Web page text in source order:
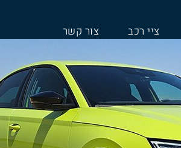
ציי רכב צור קשר